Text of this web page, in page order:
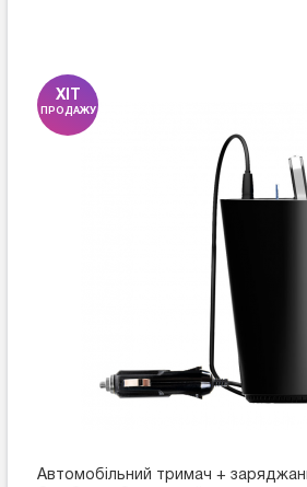
ХІТ
ПРОДАЖУ
Автомобільний тримач +